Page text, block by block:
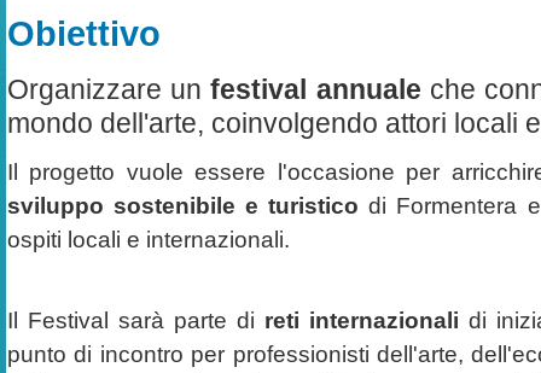
Obiettivo
Organizzare unfestival annuale che
mondo dell'arte, coinvolgendo attori locali
Il progetto vuole essere l'occasione per
sviluppo sostenibile e turistico di Formentera
ospiti locali e internazionali.
Il Festival sarà parte di reti internazionali di
punto di incontro per professionisti dell'arte,